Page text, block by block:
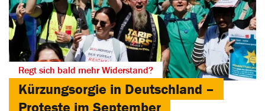
Regt sich bald mehr Widerstand?
Kürzungsorgie in Deutschland –
Proteste im September